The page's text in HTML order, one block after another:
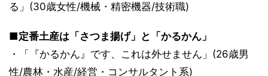
る」(30歳女性/機械・精密機器/技術職)
■定番土産は「さつま揚げ」と「かるかん」
・「『かるかん』です、これは外せません」(26歳男
性/農林・水産/経営・コンサルタント系)